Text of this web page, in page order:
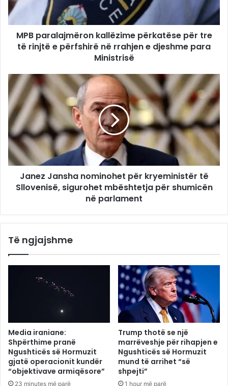
MPB paralajmëron kallëzime përkatëse për tre
të rinjtë e përfshirë në rrahjen e djeshme para
Ministrisë
Janez Jansha nominohet për kryeministër të
Sllovenisë, sigurohet mbështetja për shumicën
në parlament
Të ngjajshme
Media iraniane:
Shpërthime pranë
Ngushticës së Hormuzit
gjatë operacionit kundër
“objektivave armiqësore”
23 minutes më parë
Trump thotë se një
marrëveshje për rihapjen e
Ngushticës së Hormuzit
mund të arrihet “së
shpejti”
1 hour më parë